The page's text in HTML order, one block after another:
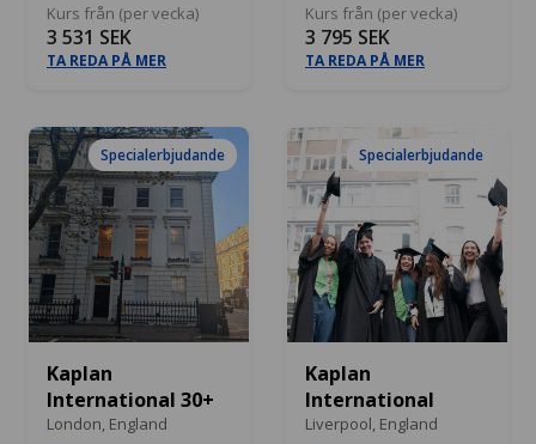
Kurs från (per vecka)
3 531 SEK
TA REDA PÅ MER
Kurs från (per vecka)
3 795 SEK
TA REDA PÅ MER
Specialerbjudande
Kaplan
International 30+
London, England
Specialerbjudande
Kaplan
International
Liverpool, England